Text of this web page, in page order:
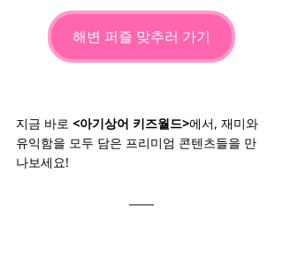
해변 퍼즐 맞추러 가기
지금 바로 <아기상어 키즈월드>에서, 재미와
유익함을 모두 담은 프리미엄 콘텐츠들을 만
나보세요!